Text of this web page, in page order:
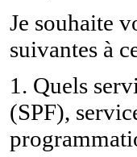
Je souhaite
suivantes à
1. Quels
(SPF),